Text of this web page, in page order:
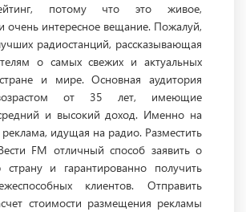
потому что это живое,
очень интересное вещание. Пожалуй,
радиостанций, рассказывающая
о самых свежих и актуальных
и мире. Основная аудитория
от 35 лет, имеющие
и высокий доход. Именно на
идущая на радио. Разместить
FM отличный способ заявить о
и гарантированно получить
клиентов. Отправить
стоимости размещения рекламы